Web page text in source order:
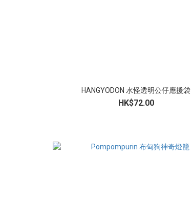
HANGYODON 水怪透明公仔應援袋
HK$72.00